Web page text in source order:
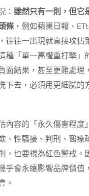
：雖然只有一則，但它
條 ，例如蘋果日報、
往往一出現就直接攻佔
種「單一高權重打擊」
面結果，甚至更難處理
下去，必須用更細膩的
內容的「永久傷害程度
、性騷擾、判刑、醫療
，也要視為紅色警戒。
乎會永遠影響品牌價值
。